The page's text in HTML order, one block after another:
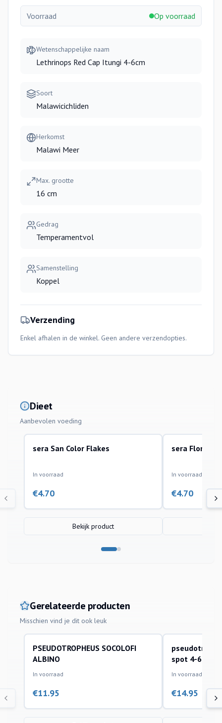
Voorraad Op voorraad
Wetenschappelijke naam
Lethrinops Red Cap Itungi 4-6cm
Soort
Malawicichliden
Herkomst
Malawi Meer
Max. grootte
16 cm
Gedrag
Temperamentvol
Samenstelling
Koppel
Verzending
Enkel afhalen in de winkel. Geen andere verzendopties.
Dieet
Aanbevolen voeding
sera San Color Flakes
In voorraad
€4.70
Bekijk product
sera Flora
In voorraad
€4.70
Gerelateerde producten
Misschien vind je dit ook leuk
aquariumvissen
PSEUDOTROPHEUS SOCOLOFI
ALBINO
In voorraad
€11.95
aquariumvissen
spot 4-6cm
In voorraad
€14.95